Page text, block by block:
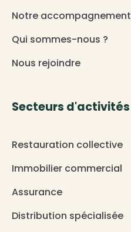
Notre accompagnement
Qui sommes-nous ?
Nous rejoindre
Secteurs d'activités
Restauration collective
Immobilier commercial
Assurance
Distribution spécialisée